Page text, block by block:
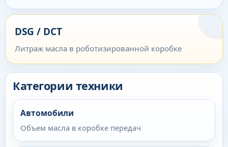
DSG / DCT
Литраж масла в роботизированной коробке
Категории техники
Автомобили
Объем масла в коробке передач